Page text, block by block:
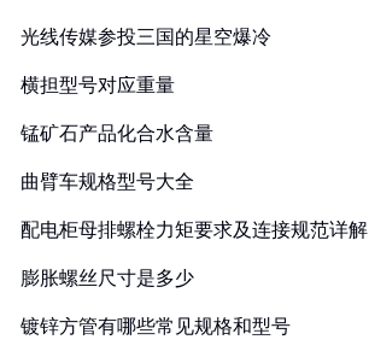
光线传媒参投三国的星空爆冷
横担型号对应重量
锰矿石产品化合水含量
曲臂车规格型号大全
配电柜母排螺栓力矩要求及连接规范详解
膨胀螺丝尺寸是多少
镀锌方管有哪些常见规格和型号